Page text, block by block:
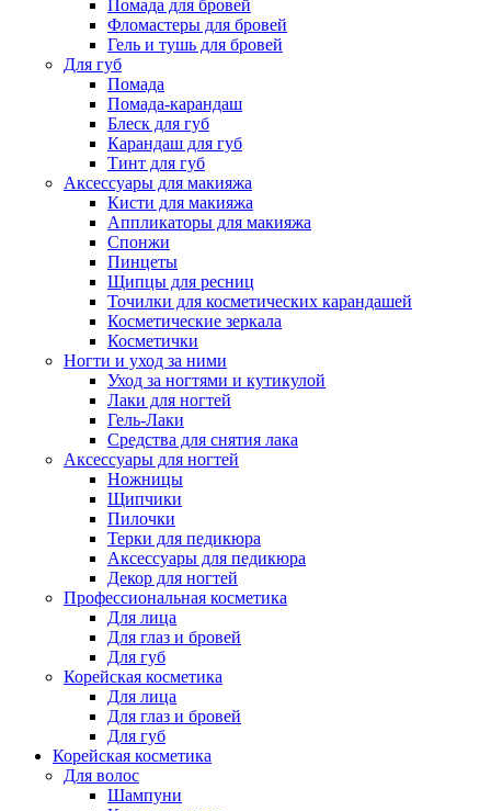
Помада для бровей
Фломастеры для бровей
Гель и тушь для бровей
Для губ
Помада
Помада-карандаш
Блеск для губ
Карандаш для губ
Тинт для губ
Аксессуары для макияжа
Кисти для макияжа
Аппликаторы для макияжа
Спонжи
Пинцеты
Щипцы для ресниц
Точилки для косметических карандашей
Косметические зеркала
Косметички
Ногти и уход за ними
Уход за ногтями и кутикулой
Лаки для ногтей
Гель-Лаки
Средства для снятия лака
Аксессуары для ногтей
Ножницы
Щипчики
Пилочки
Терки для педикюра
Аксессуары для педикюра
Декор для ногтей
Профессиональная косметика
Для лица
Для глаз и бровей
Для губ
Корейская косметика
Для лица
Для глаз и бровей
Для губ
Корейская косметика
Для волос
Шампуни